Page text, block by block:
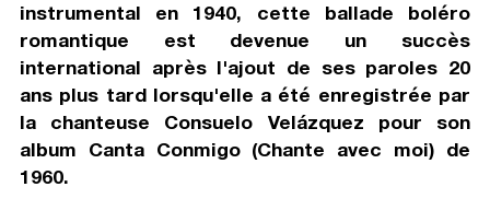
instrumental en 1940, cette ballade boléro
romantique est devenue un succès
international après l'ajout de ses paroles 20
ans plus tard lorsqu'elle a été enregistrée par
la chanteuse Consuelo Velázquez pour son
album Canta Conmigo (Chante avec moi) de
1960.